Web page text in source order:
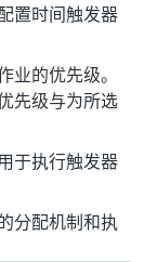
置时间触发器
业的优先级。
先级与为所选
于执行触发器
分配机制和执